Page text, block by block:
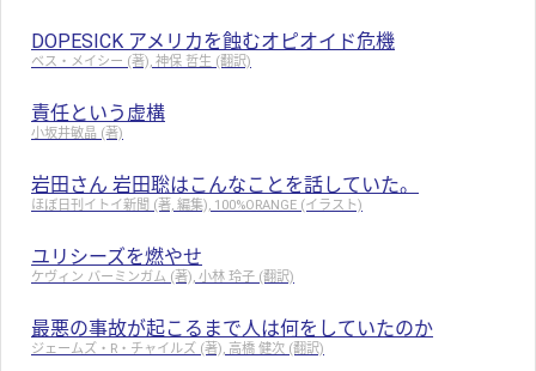
DOPESICK アメリカを蝕むオピオイド危機
ベス・メイシー (著), 神保 哲生 (翻訳)
責任という虚構
小坂井敏晶 (著)
岩田さん 岩田聡はこんなことを話していた。
ほぼ日刊イトイ新聞 (著, 編集), 100%ORANGE (イラスト)
ユリシーズを燃やせ
ケヴィン バーミンガム (著), 小林 玲子 (翻訳)
最悪の事故が起こるまで人は何をしていたのか
ジェームズ・R・チャイルズ (著), 高橋 健次 (翻訳)